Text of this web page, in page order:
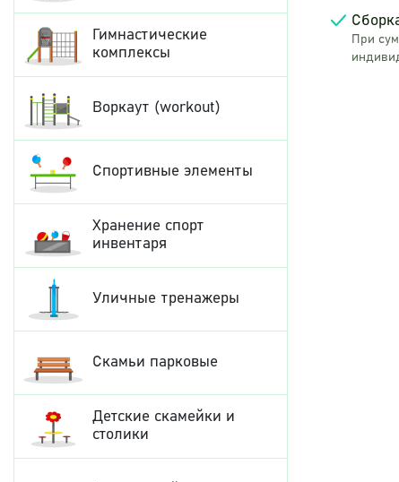
Гимнастические
комплексы
Воркаут (workout)
Спортивные элементы
Хранение спорт
инвентаря
Уличные тренажеры
Скамьи парковые
Детские скамейки и
столики
При